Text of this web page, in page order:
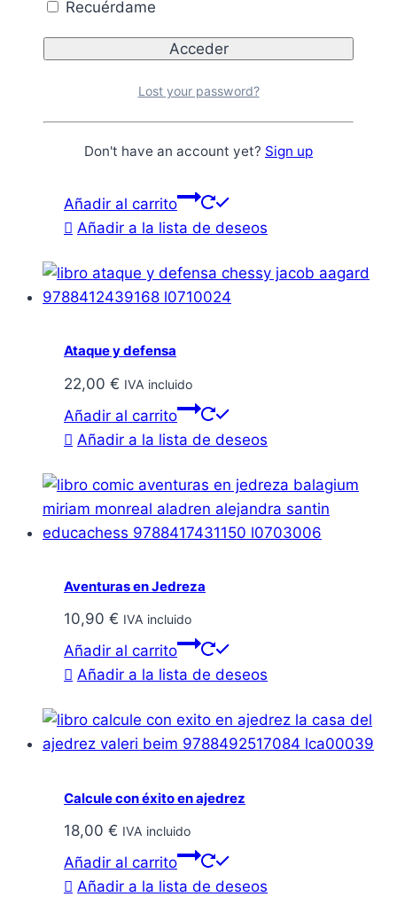
Arnau Mir de Tost – El juego de ajedrez islámico
Añadir al carrito
Añadir a la lista de deseos
Ataque y defensa
22,00 € IVA incluido
Añadir al carrito
Añadir a la lista de deseos
Aventuras en Jedreza
10,90 € IVA incluido
Añadir al carrito
Añadir a la lista de deseos
Calcule con éxito en ajedrez
18,00 € IVA incluido
Añadir al carrito
Añadir a la lista de deseos
Recuérdame
Lost your password?
Don't have an account yet? Sign up